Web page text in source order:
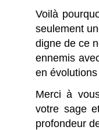
Voilà
seulement
digne de ce
ennemis
en
Merci à
votre sage
profondeur